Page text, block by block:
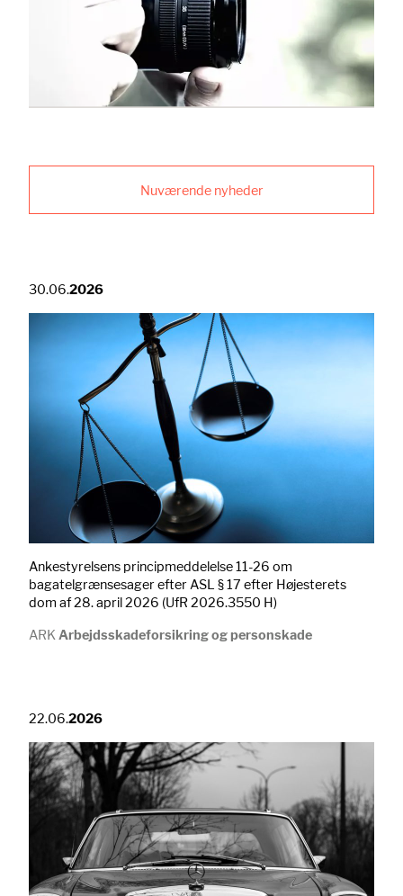
Nuværende nyheder
30.06.2026
Ankestyrelsens principmeddelelse 11-26 om
bagatelgrænsesager efter ASL § 17 efter Højesterets
dom af 28. april 2026 (UfR 2026.3550 H)
ARK Arbejdsskadeforsikring og personskade
22.06.2026